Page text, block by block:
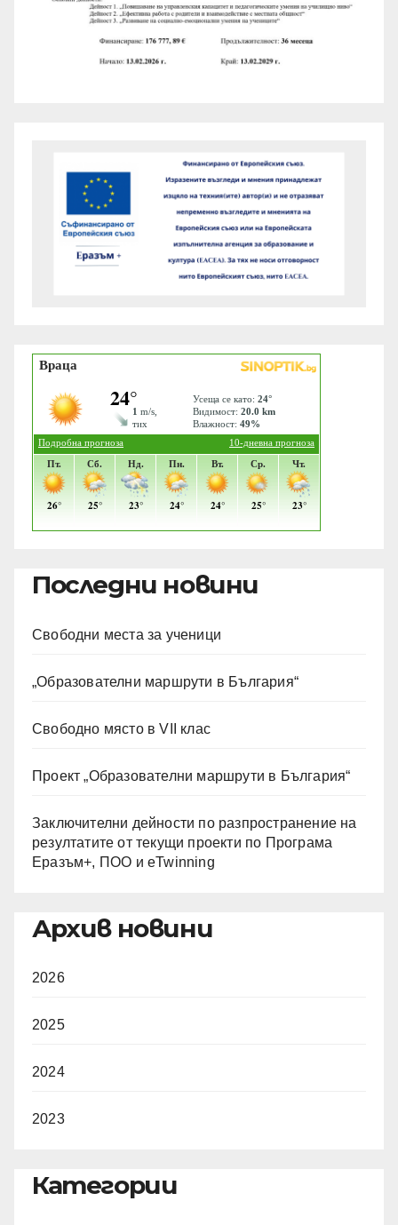
Последни новини
Свободни места за ученици
„Образователни маршрути в България“
Свободно място в VII клас
Проект „Образователни маршрути в България“
Заключителни дейности по разпространение на
резултатите от текущи проекти по Програма
Еразъм+, ПОО и eTwinning
Архив новини
2026
2025
2024
2023
Категории